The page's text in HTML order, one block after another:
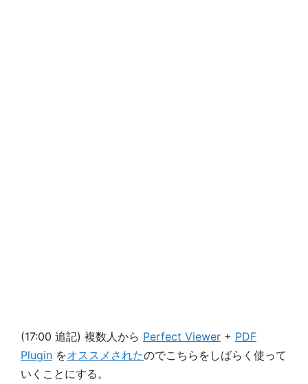
(17:00 追記) 複数人から Perfect Viewer + PDF
Plugin をオススメされたのでこちらをしばらく使って
いくことにする。